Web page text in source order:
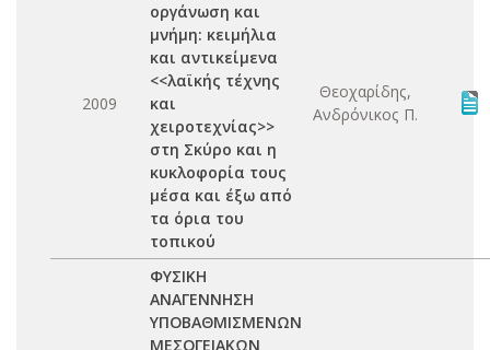
2009
οργάνωση και
μνήμη: κειμήλια
και αντικείμενα
<<λαϊκής τέχνης
και
χειροτεχνίας>>
στη Σκύρο και η
κυκλοφορία τους
μέσα και έξω από
τα όρια του
τοπικού
Θεοχαρίδης,
Ανδρόνικος Π.
ΦΥΣΙΚΗ
ΑΝΑΓΕΝΝΗΣΗ
ΥΠΟΒΑΘΜΙΣΜΕΝΩΝ
ΜΕΣΟΓΕΙΑΚΩΝ